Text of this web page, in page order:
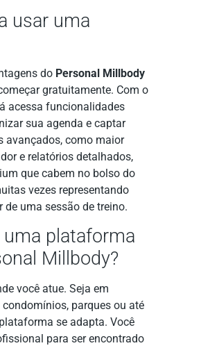
usar uma
do Personal Millbody
gratuitamente. Com o
acessa funcionalidades
sua agenda e captar
avançados, como maior
e relatórios detalhados,
que cabem no bolso do
vezes representando
de uma sessão de treino.
uma plataforma
Millbody?
você atue. Seja em
parques ou até
se adapta. Você
para ser encontrado